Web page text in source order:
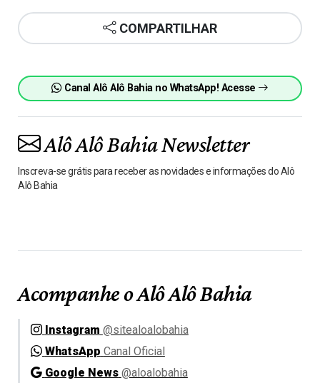
COMPARTILHAR
Canal Alô Alô Bahia no WhatsApp! Acesse
Alô Alô Bahia Newsletter
Inscreva-se grátis para receber as novidades e informações do Alô
Alô Bahia
Acompanhe o Alô Alô Bahia
Instagram @sitealoalobahia
WhatsApp Canal Oficial
Google News @aloalobahia